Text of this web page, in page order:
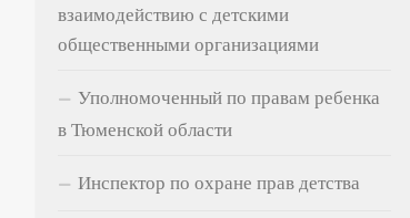
взаимодействию с детскими
общественными организациями
Уполномоченный по правам ребенка
в Тюменской области
Инспектор по охране прав детства